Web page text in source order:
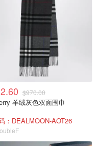
$970.00
羊绒灰色双面围巾
：DEALMOON-AOT26